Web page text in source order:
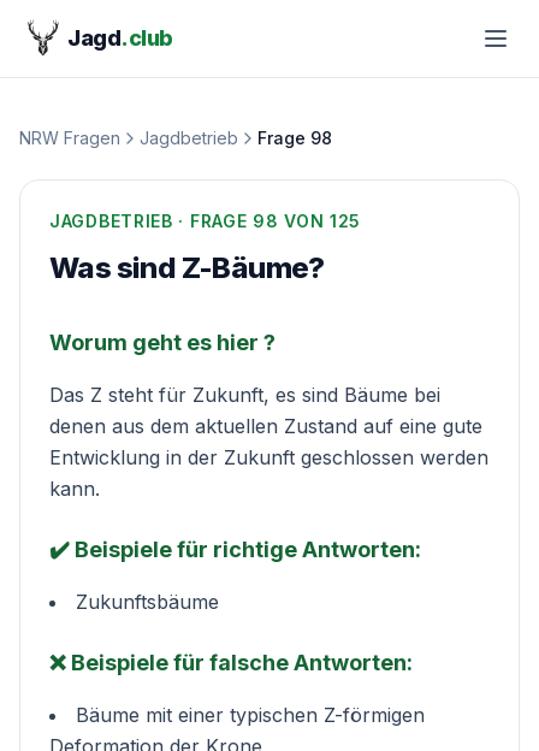
Jagd.club
NRW Fragen Jagdbetrieb Frage 98
JAGDBETRIEB · FRAGE 98 VON 125
Was sind Z-Bäume?
Worum geht es hier ?
Das Z steht für Zukunft, es sind Bäume bei
denen aus dem aktuellen Zustand auf eine gute
Entwicklung in der Zukunft geschlossen werden
kann.
✔️ Beispiele für richtige Antworten:
Zukunftsbäume
❌ Beispiele für falsche Antworten:
Bäume mit einer typischen Z-förmigen
Deformation der Krone